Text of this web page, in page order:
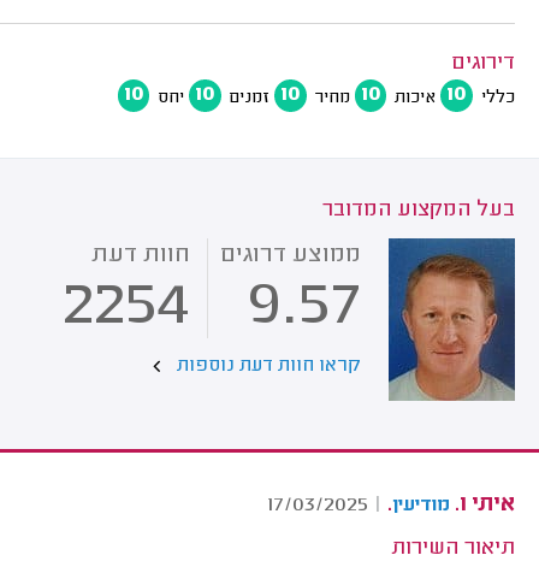
דירוגים
כללי 10 איכות 10 מחיר 10 זמנים 10 יחס 10
בעל המקצוע המדובר
ממוצע דרוגים
9.57
חוות דעת
2254
קראו חוות דעת נוספות
איתי ו. מודיעין.
|
17/03/2025
תיאור השירות